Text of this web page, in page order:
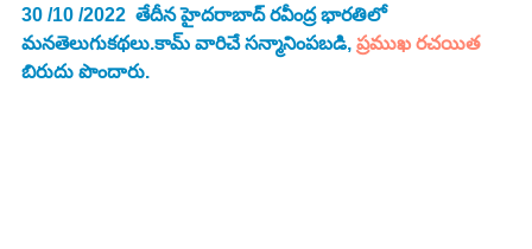
30 /10 /2022  తేదీన హైదరాబాద్ రవీంద్ర భారతిలో
మనతెలుగుకథలు.కామ్ వారిచే సన్మానింపబడి, ప్రముఖ రచయిత
బిరుదు పొందారు.